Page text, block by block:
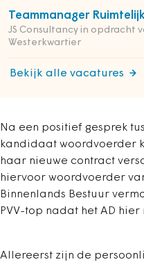
Teammanager
JS Consultancy in opdracht
Westerkwartier
Bekijk alle vacatures
Na een positief gesprek
kandidaat woordvoerder
haar nieuwe contract
hiervoor woordvoerder
Binnenlands Bestuur
PVV-top nadat het AD
Allereerst zijn de